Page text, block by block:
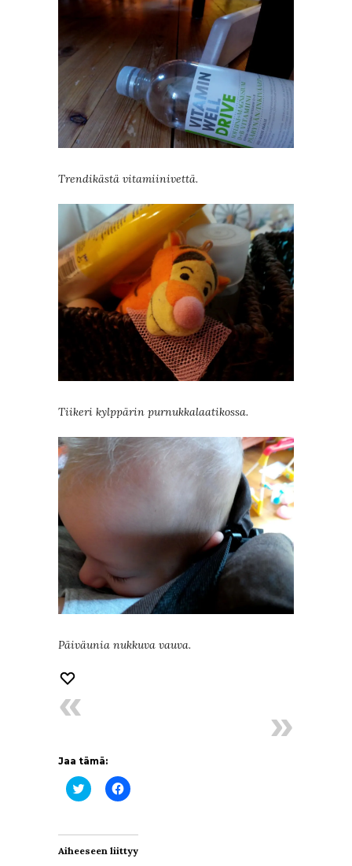
Trendikästä vitamiinivettä.
Tiikeri kylppärin purnukkalaatikossa.
Päiväunia nukkuva vauva.
Jaa tämä:
Jaa
Twitterissä(Avautuu
Jaa
Facebookissa(Avautuu
Aiheeseen liittyy